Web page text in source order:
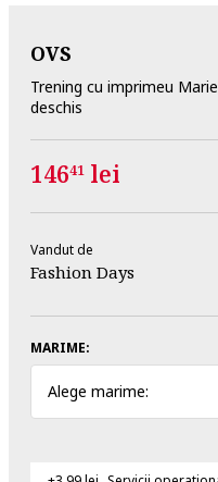
OVS
Trening cu imprimeu
deschis
14641 lei
Vandut de
Fashion Days
MARIME:
Alege marime: